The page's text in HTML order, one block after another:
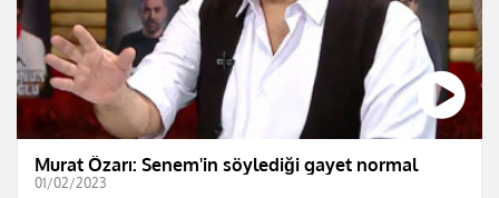
Murat Özarı: Senem'in söylediği gayet normal
01/02/2023